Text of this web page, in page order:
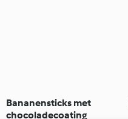
Bananensticks met
chocoladecoating